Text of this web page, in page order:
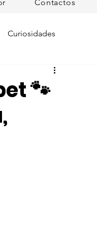
Contactos
Curiosidades
instagramáveis
🐾